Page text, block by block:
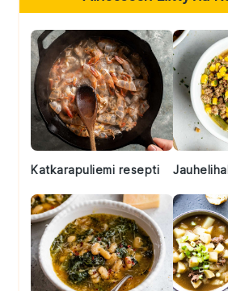
Sidebar
Katkarapuliemi resepti